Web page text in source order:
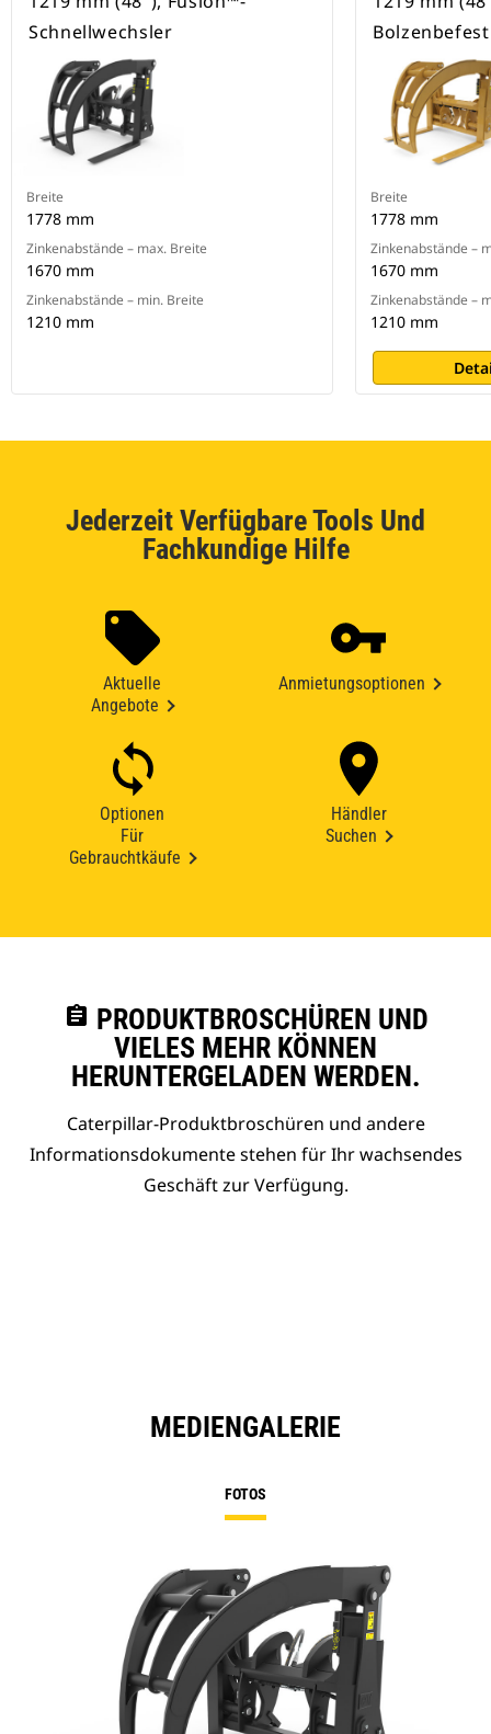
Schnellwechsler
Breite
1778 mm
Zinkenabstände – max. Breite
1670 mm
Zinkenabstände – min. Breite
1210 mm
Breite
1778 mm
Zinkenabstände –
1670 mm
Zinkenabstände –
1210 mm
Jederzeit Verfügbare Tools Und
Fachkundige Hilfe
Aktuelle
Angebote
Anmietungsoptionen
Optionen
Für
Gebrauchtkäufe
Händler
Suchen
assignment PRODUKTBROSCHÜREN UND
VIELES MEHR KÖNNEN
HERUNTERGELADEN WERDEN.
Caterpillar-Produktbroschüren und andere
Informationsdokumente stehen für Ihr wachsendes
Geschäft zur Verfügung.
MEDIENGALERIE
FOTOS